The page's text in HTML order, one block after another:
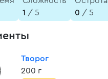
1 / 5
0 / 5
Творог
200 г